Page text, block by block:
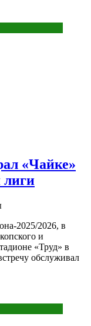
«Чайке»
лиги
2025/2026, в
и
«Труд» в
обслуживал